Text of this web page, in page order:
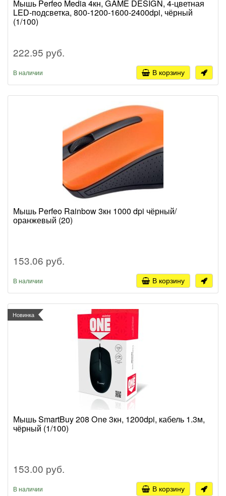
Мышь Perfeo Media 4кн, GAME DESIGN, 4-цветная
LED-подсветка, 800-1200-1600-2400dpi, чёрный
(1/100)
222.95 руб.
В наличии В корзину
Мышь Perfeo Rainbow 3кн 1000 dpi чёрный/
оранжевый (20)
153.06 руб.
В наличии В корзину
Новинка
Мышь SmartBuy 208 One 3кн, 1200dpi, кабель 1.3м,
чёрный (1/100)
153.00 руб.
В наличии В корзину